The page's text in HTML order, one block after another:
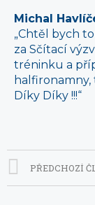
Michal
„Chtěl bych
za Sčítací
tréninku a
halfironamny,
Díky Díky !!!“
PŘEDCHOZÍ